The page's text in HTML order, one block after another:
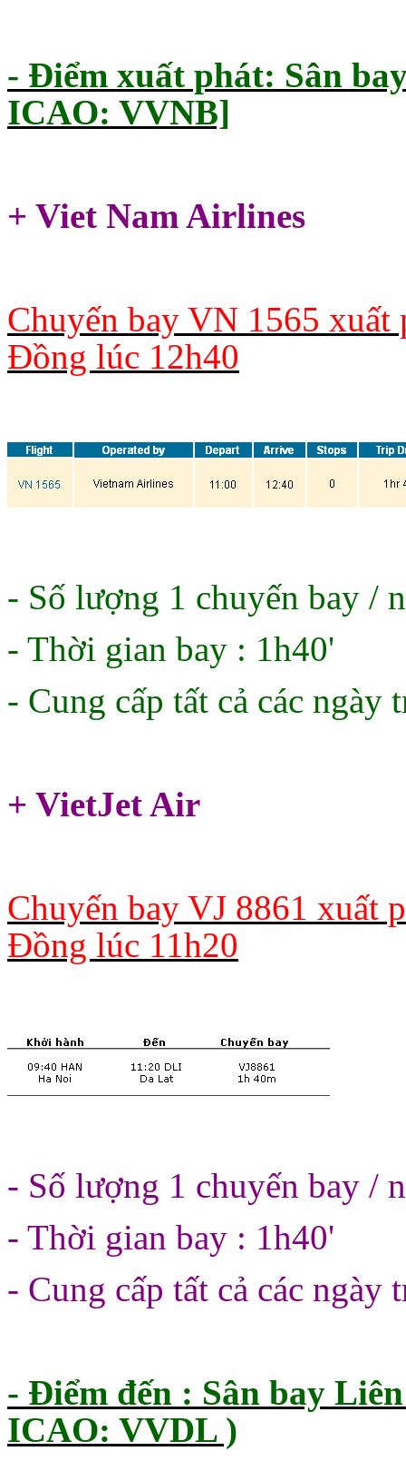
- Điểm xuất phát: Sân
ICAO: VVNB]
+ Viet Nam Airlines
Chuyến bay VN 1565
Đồng lúc 12h40
- Số lượng 1 chuyến bay /
- Thời gian bay : 1h40'
- Cung cấp tất cả các ngày
+ VietJet Air
Chuyến bay VJ 8861 xuất
Đồng lúc 11h20
- Số lượng 1 chuyến bay /
- Thời gian bay : 1h40'
- Cung cấp tất cả các ngày
- Điểm đến : Sân bay
ICAO: VVDL )